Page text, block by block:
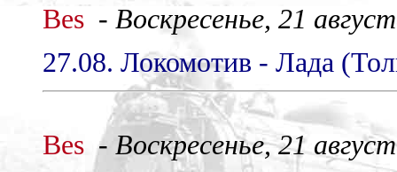
Bes - Воскресенье, 21
27.08. Локомотив - Лада
Bes - Воскресенье, 21